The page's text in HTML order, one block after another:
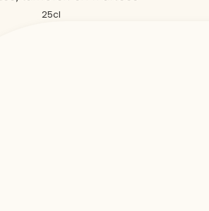
25cl